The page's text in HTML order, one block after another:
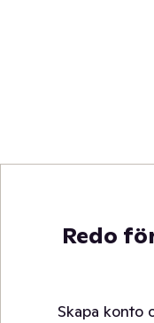
Redo
Skapa konto